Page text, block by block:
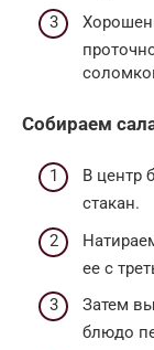
Собираем
В центр
стакан.
ее с
Затем
блюдо